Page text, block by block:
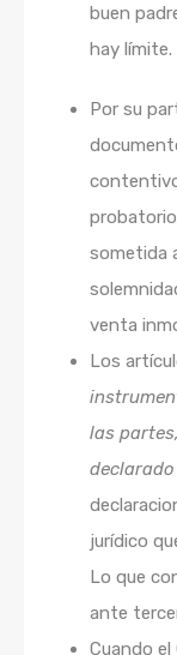
buen
hay límite.
Por su
sometida
venta
Los
las
jurídico
Lo que
ante
Cuando